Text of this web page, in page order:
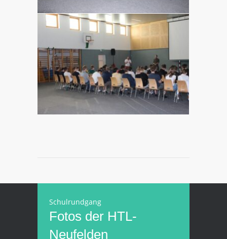
Schulrundgang
Fotos der HTL-
Neufelden